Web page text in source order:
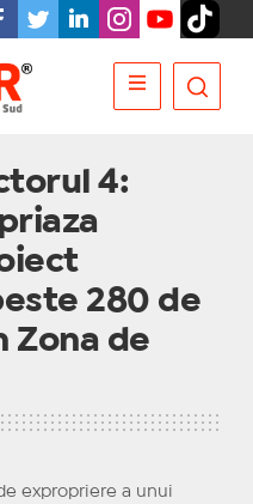
4:
280 de
Zona de
expropriere a unui